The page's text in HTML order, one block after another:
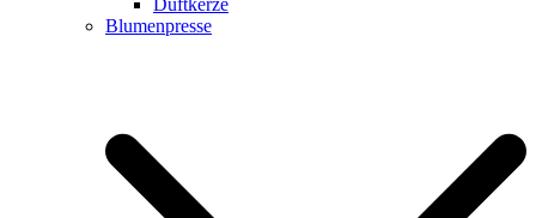
Duftkerze
Blumenpresse